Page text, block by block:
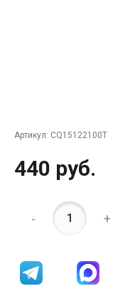
Артикул: CQ15122100T
440 руб.
- +